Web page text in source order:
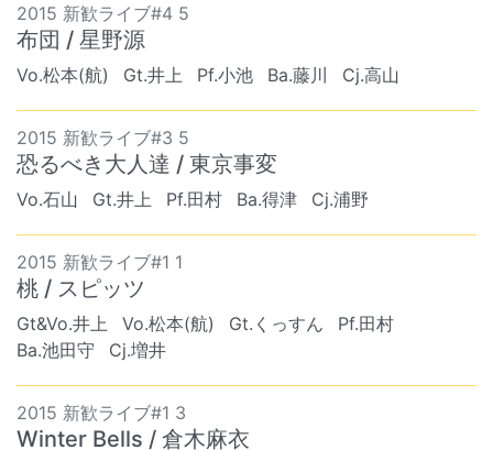
2015 新歓ライブ#4 5
布団 / 星野源
Vo.松本(航) Gt.井上 Pf.小池 Ba.藤川 Cj.高山
2015 新歓ライブ#3 5
恐るべき大人達 / 東京事変
Vo.石山 Gt.井上 Pf.田村 Ba.得津 Cj.浦野
2015 新歓ライブ#1 1
桃 / スピッツ
Gt&Vo.井上 Vo.松本(航) Gt.くっすん
Pf.田村
Ba.池田守
Cj.増井
2015 新歓ライブ#1 3
Winter Bells / 倉木麻衣